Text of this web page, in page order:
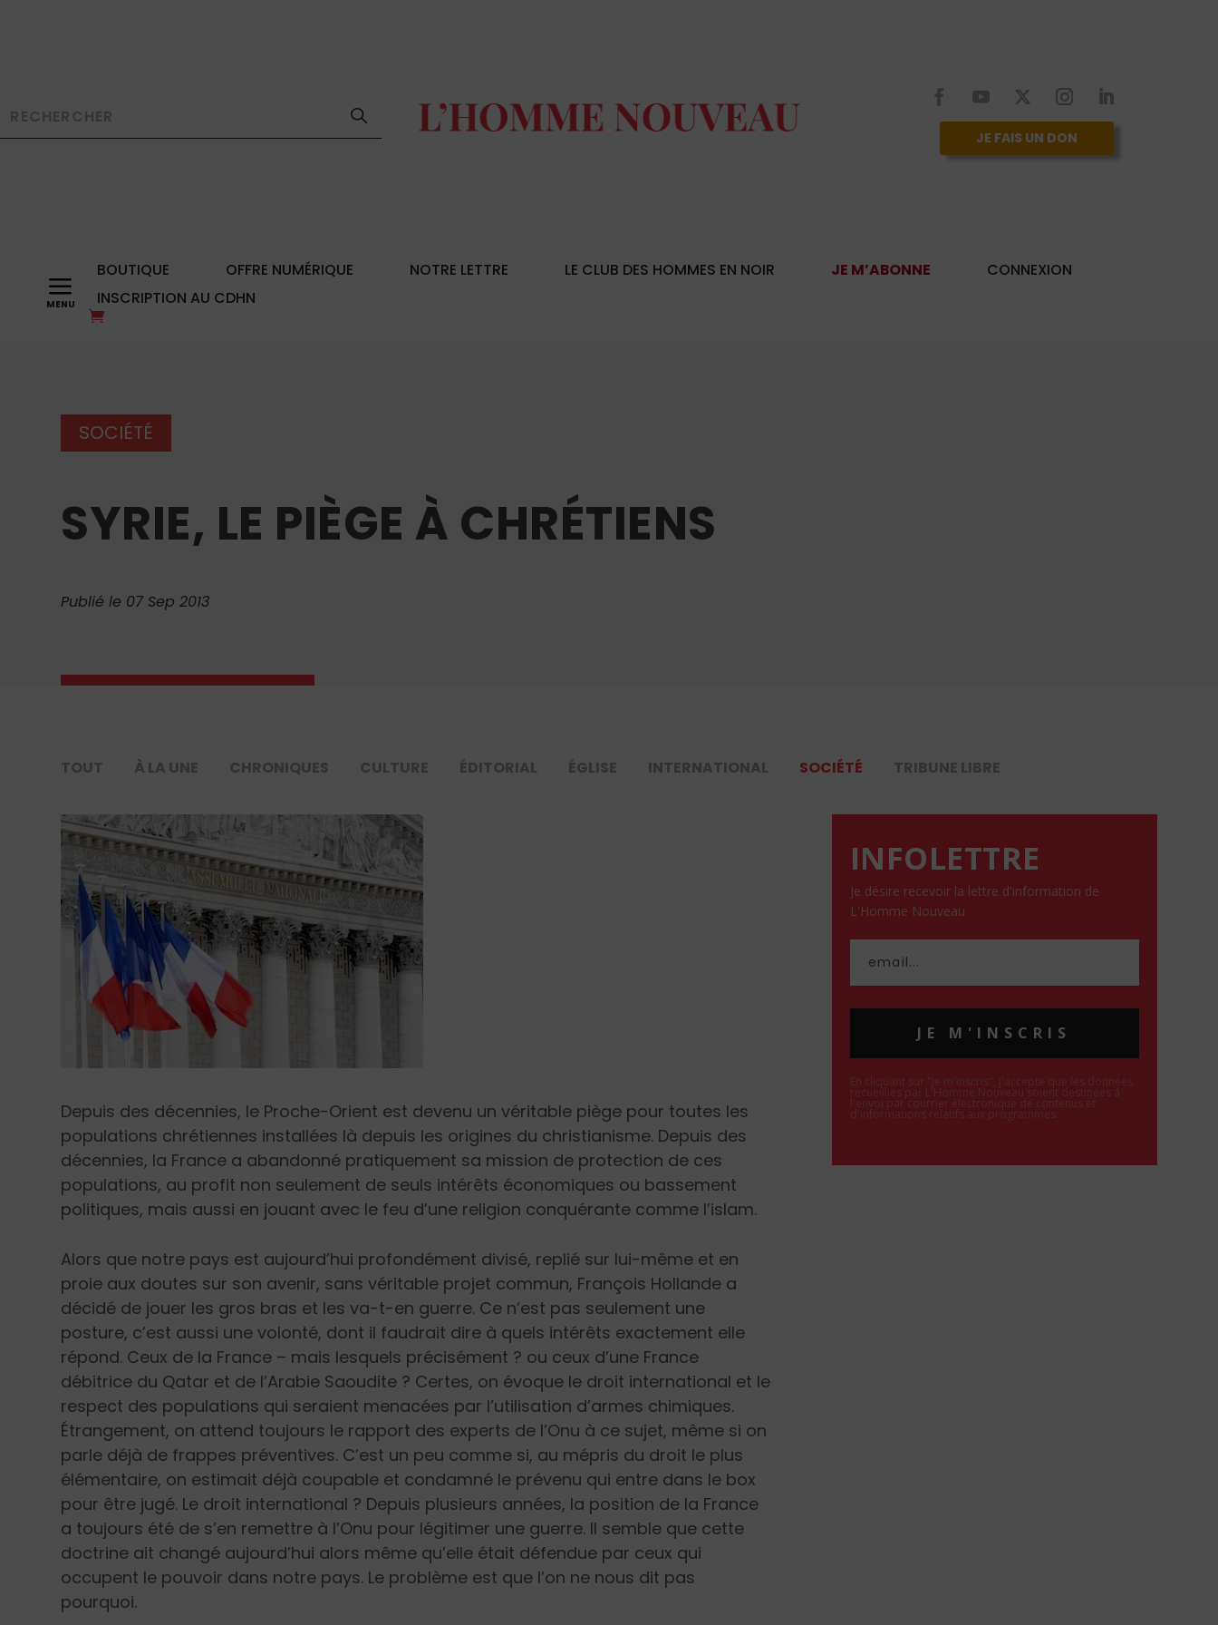
JE FAIS UN DON
a BOUTIQUE OFFRE NUMÉRIQUE NOTRE LETTRE LE CLUB DES HOMMES EN NOIR JE M’ABONNE
CONNEXION
INSCRIPTION AU CDHN
SOCIÉTÉ
SYRIE, LE PIÈGE À CHRÉTIENS
Publié le 07 Sep 2013
TOUT À LA UNE CHRONIQUES CULTURE ÉDITORIAL ÉGLISE INTERNATIONAL SOCIÉTÉ TRIBUNE LIBRE
Depuis des décennies, le Proche-Orient est devenu un véritable piège pour toutes les
populations chrétiennes installées là depuis les origines du christianisme. Depuis des
décennies, la France a abandonné pratiquement sa mission de protection de ces
populations, au profit non seulement de seuls intérêts économiques ou bassement
politiques, mais aussi en jouant avec le feu d’une religion conquérante comme l’islam.
Alors que notre pays est aujourd’hui profondément divisé, replié sur lui-même et en
proie aux doutes sur son avenir, sans véritable projet commun, François Hollande a
décidé de jouer les gros bras et les va-t-en guerre. Ce n’est pas seulement une
posture, c’est aussi une volonté, dont il faudrait dire à quels intérêts exactement elle
répond. Ceux de la France – mais lesquels précisément ? ou ceux d’une France
débitrice du Qatar et de l’Arabie Saoudite ? Certes, on évoque le droit international et le
respect des populations qui seraient menacées par l’utilisation d’armes chimiques.
Étrangement, on attend toujours le rapport des experts de l’Onu à ce sujet, même si on
parle déjà de frappes préventives. C’est un peu comme si, au mépris du droit le plus
élémentaire, on estimait déjà coupable et condamné le prévenu qui entre dans le box
pour être jugé. Le droit international ? Depuis plusieurs années, la position de la France
a toujours été de s’en remettre à l’Onu pour légitimer une guerre. Il semble que cette
doctrine ait changé aujourd’hui alors même qu’elle était défendue par ceux qui
occupent le pouvoir dans notre pays. Le problème est que l’on ne nous dit pas
pourquoi.
INFOLETTRE
Je désire recevoir la lettre d'information de
L'Homme Nouveau
JE M'INSCRIS
En cliquant sur "Je m'inscris", j'accepte que les données
recueillies par L'Homme Nouveau soient destinées à
l'envoi par courrier électronique de contenus et
d'informations relatifs aux programmes.